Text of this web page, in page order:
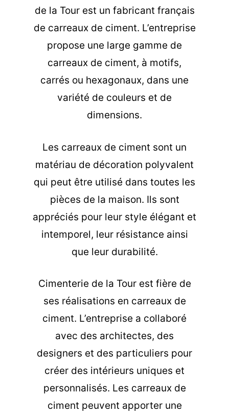
de la Tour est un fabricant français
de carreaux de ciment. L’entreprise
propose une large gamme de
carreaux de ciment, à motifs,
carrés ou hexagonaux, dans une
variété de couleurs et de
dimensions.
Les carreaux de ciment sont un
matériau de décoration polyvalent
qui peut être utilisé dans toutes les
pièces de la maison. Ils sont
appréciés pour leur style élégant et
intemporel, leur résistance ainsi
que leur durabilité.
Cimenterie de la Tour est fière de
ses réalisations en carreaux de
ciment. L’entreprise a collaboré
avec des architectes, des
designers et des particuliers pour
créer des intérieurs uniques et
personnalisés. Les carreaux de
ciment peuvent apporter une